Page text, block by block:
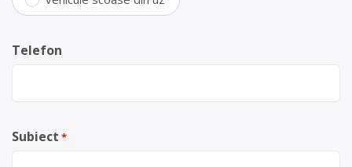
Telefon
Subiect *